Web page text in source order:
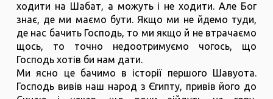
ходити на Шабат, а можуть і не ходити. Але Бог
знає, де ми маємо бути. Якщо ми не йдемо туди,
де нас бачить Господь, то ми якщо й не втрачаємо
щось, то точно недоотримуємо чогось, що
Господь хотів би нам дати.
Ми ясно це бачимо в історії першого Шавуота.
Господь вивів наш народ з Єгипту, привів його до